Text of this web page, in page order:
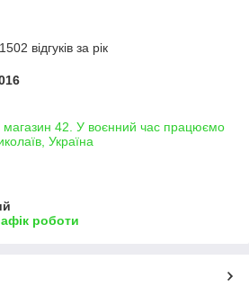
відгуків за рік
магазин 42. У воєнний час працюємо
Україна
роботи